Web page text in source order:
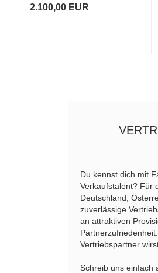
2.100,00 EUR
Du kennst dich mit
Verkaufstalent? Für
Deutschland,
zuverlässige
an attraktiven
Vertriebspartner
Schreib uns einfach